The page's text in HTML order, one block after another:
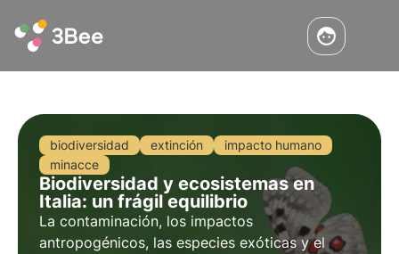
biodiversidad extinción
impacto humano
minacce
Biodiversidad y ecosistemas en
Italia: un frágil equilibrio
La contaminación, los impactos
antropogénicos, las especies exóticas y el